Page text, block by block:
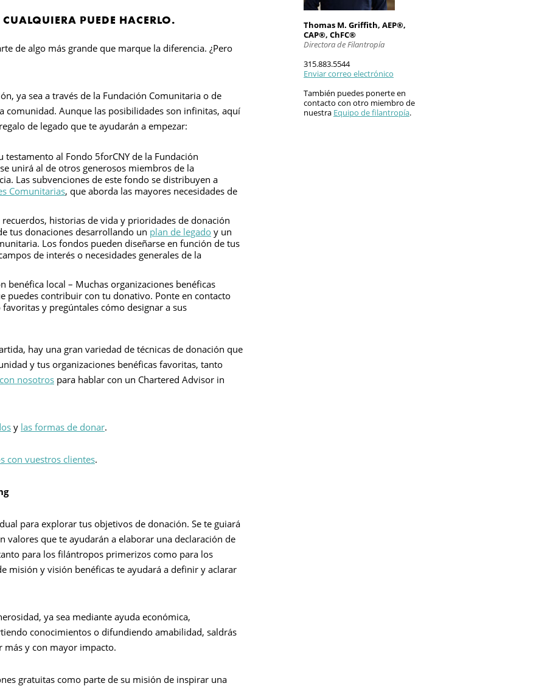
PUEDE HACERLO.
de algo más grande que marque la diferencia. ¿Pero
ya sea a través de la Fundación Comunitaria o de
comunidad. Aunque las posibilidades son infinitas, aquí
de legado que te ayudarán a empezar:
testamento al Fondo 5forCNY de la Fundación
unirá al de otros generosos miembros de la
Las subvenciones de este fondo se distribuyen a
Comunitarias, que aborda las mayores necesidades de
historias de vida y prioridades de donación
tus donaciones desarrollando un plan de legado y un
Los fondos pueden diseñarse en función de tus
de interés o necesidades generales de la
benéfica local – Muchas organizaciones benéficas
puedes contribuir con tu donativo. Ponte en contacto
y pregúntales cómo designar a sus
hay una gran variedad de técnicas de donación que
y tus organizaciones benéficas favoritas, tanto
nosotros para hablar con un Chartered Advisor in
y las formas de donar.
con vuestros clientes.
para explorar tus objetivos de donación. Se te guiará
valores que te ayudarán a elaborar una declaración de
para los filántropos primerizos como para los
misión y visión benéficas te ayudará a definir y aclarar
ya sea mediante ayuda económica,
conocimientos o difundiendo amabilidad, saldrás
más y con mayor impacto.
gratuitas como parte de su misión de inspirar una
Thomas M. Griffith, AEP®,
CAP®, ChFC®
Directora de Filantropía
315.883.5544
Enviar correo electrónico
También puedes ponerte en
contacto con otro miembro de
nuestra Equipo de filantropía.